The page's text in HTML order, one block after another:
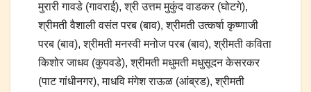
मुरारी गावडे (गावराई), श्री उत्तम मुकुंद वाडकर (घोटगे),
श्रीमती वैशाली वसंत परब (बाव), श्रीमती उत्कर्षा कृष्णाजी
परब (बाव), श्रीमती मनस्वी मनोज परब (बाव), श्रीमती कविता
किशोर जाधव (कुपवडे), श्रीमती मधुमती मधुसूदन केसरकर
(पाट गांधीनगर), माधवि मंगेश राऊळ (आंब्रड), श्रीमती